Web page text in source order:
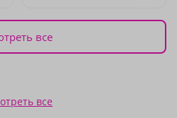
все
все